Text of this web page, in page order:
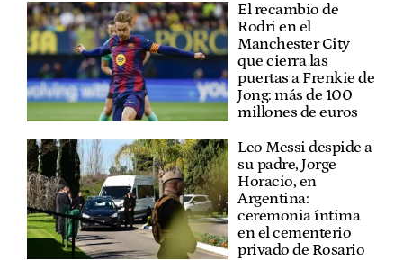
El recambio de
Rodri en el
Manchester City
que cierra las
puertas a Frenkie de
Jong: más de 100
millones de euros
Leo Messi despide a
su padre, Jorge
Horacio, en
Argentina:
ceremonia íntima
en el cementerio
privado de Rosario